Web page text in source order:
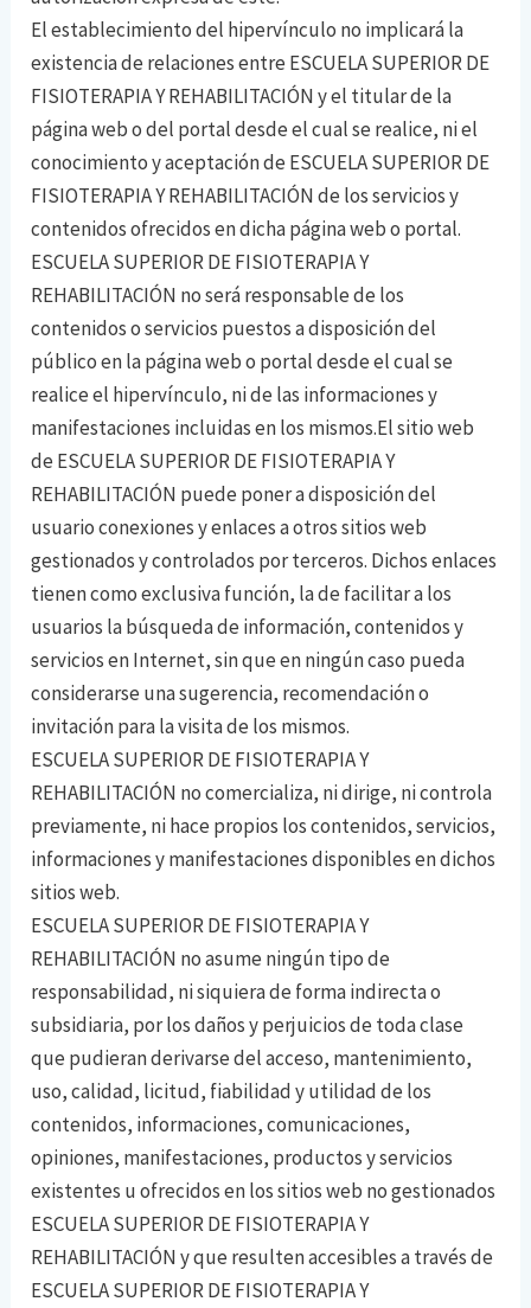
El establecimiento del hipervínculo no implicará la
existencia de relaciones entre ESCUELA SUPERIOR DE
FISIOTERAPIA Y REHABILITACIÓN y el titular de la
página web o del portal desde el cual se realice, ni el
conocimiento y aceptación de ESCUELA SUPERIOR DE
FISIOTERAPIA Y REHABILITACIÓN de los servicios y
contenidos ofrecidos en dicha página web o portal.
ESCUELA SUPERIOR DE FISIOTERAPIA Y
REHABILITACIÓN no será responsable de los
contenidos o servicios puestos a disposición del
público en la página web o portal desde el cual se
realice el hipervínculo, ni de las informaciones y
manifestaciones incluidas en los mismos.El sitio web
de ESCUELA SUPERIOR DE FISIOTERAPIA Y
REHABILITACIÓN puede poner a disposición del
usuario conexiones y enlaces a otros sitios web
gestionados y controlados por terceros. Dichos enlaces
tienen como exclusiva función, la de facilitar a los
usuarios la búsqueda de información, contenidos y
servicios en Internet, sin que en ningún caso pueda
considerarse una sugerencia, recomendación o
invitación para la visita de los mismos.
ESCUELA SUPERIOR DE FISIOTERAPIA Y
REHABILITACIÓN no comercializa, ni dirige, ni controla
previamente, ni hace propios los contenidos, servicios,
informaciones y manifestaciones disponibles en dichos
sitios web.
ESCUELA SUPERIOR DE FISIOTERAPIA Y
REHABILITACIÓN no asume ningún tipo de
responsabilidad, ni siquiera de forma indirecta o
subsidiaria, por los daños y perjuicios de toda clase
que pudieran derivarse del acceso, mantenimiento,
uso, calidad, licitud, fiabilidad y utilidad de los
contenidos, informaciones, comunicaciones,
opiniones, manifestaciones, productos y servicios
existentes u ofrecidos en los sitios web no gestionados
ESCUELA SUPERIOR DE FISIOTERAPIA Y
REHABILITACIÓN y que resulten accesibles a través de
ESCUELA SUPERIOR DE FISIOTERAPIA Y